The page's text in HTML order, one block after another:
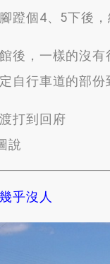
蹬個4、5下後 ，
後 ， 一樣的沒
自行車道的部
打到回府
說
乎沒人